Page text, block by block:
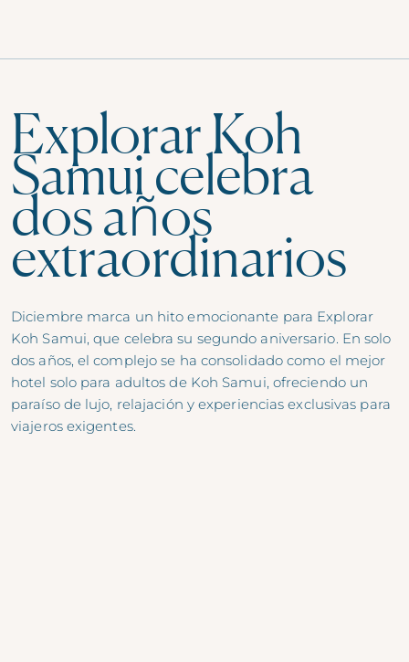
Explorar Koh
Samui celebra
dos años
extraordinarios
Diciembre marca un hito emocionante para Explorar
Koh Samui, que celebra su segundo aniversario. En solo
dos años, el complejo se ha consolidado como el mejor
hotel solo para adultos de Koh Samui, ofreciendo un
paraíso de lujo, relajación y experiencias exclusivas para
viajeros exigentes.